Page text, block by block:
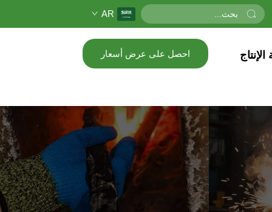
AR
احصل على عرض أسعار